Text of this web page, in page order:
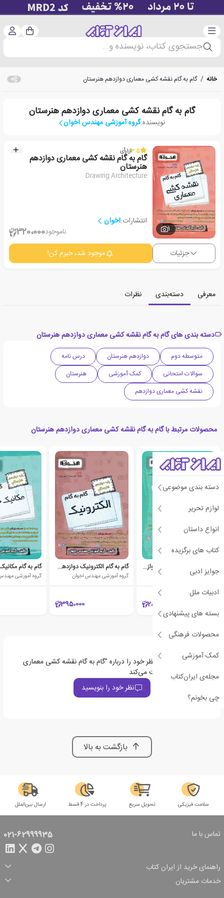
دسته‌بندی سبد
جستجوی کتاب، نویسنده و...
دسته بندی موضوعی
لوازم تحریر
انواع داستان
کتاب های برگزیده
جوایز ادبی
ادبیات ملل
بسته های پیشنهادی
محصولات فرهنگی
کمک آموزشی
مجله‌ی ایران‌کتاب
چی بخونم؟
خانه / گام به گام نقشه کشی معماری دوازدهم هنرستان
گام به گام نقشه کشی معماری دوازدهم هنرستان
نویسنده:گروه آموزشی مهندس اخوان
1
3.5از1رأی
گام به گام نقشه کشی معماری دوازدهم
هنرستان
Drawing Architecture
انتشارات:اخوان
ناموجود320،000
جزئیات موجود شد، خبرم کن!
معرفی دسته‌بندی نظرات
دسته بندی های گام به گام نقشه کشی معماری دوازدهم هنرستان
متوسطه دوم دوازدهم هنرستان
درس نامه
سوالات امتحانی
کمک آموزشی
هنرستان
نقشه کشی معماری دوازدهم
محصولات مرتبط با گام به گام نقشه کشی معماری دوازدهم هنرستان
گام به گام عمومی و پایه دوازدهم هنرستان
گروه آموزشی مهندس اخوان
280،000
گام به گام الکترونیک دوازدهم هنرستان
گروه آموزشی مهندس اخوان
395،000
گروه آموزشی
اولین نفری باشید که نظر خود را درباره "گام به گام نقشه کشی معماری
دوازدهم هنرستان" ثبت می‌کند
نظر خود را بنویسید
بازگشت به بالا
سلامت فیزیکی تحویل سریع پرداخت در 4 قسط ارسال بین‌الملل
تماس با ما 021-62999935
راهنمای خرید از ایران کتاب
ثبت سفارش
شرایط ارسال سفارش
شیوه پرداخت
تخفیف‌های خرید
خدمات مشتریان